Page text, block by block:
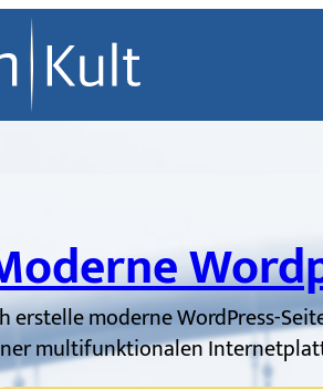
erstelle moderne WordPress-
multifunktionalen